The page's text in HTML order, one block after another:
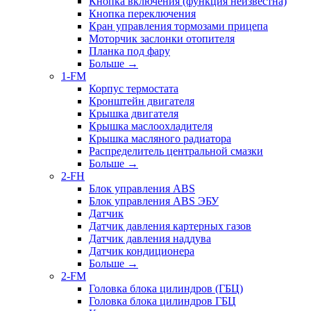
Кнопка переключения
Кран управления тормозами прицепа
Моторчик заслонки отопителя
Планка под фару
Больше →
1-FM
Корпус термостата
Кронштейн двигателя
Крышка двигателя
Крышка маслоохладителя
Крышка масляного радиатора
Распределитель центральной смазки
Больше →
2-FH
Блок управления ABS
Блок управления ABS ЭБУ
Датчик
Датчик давления картерных газов
Датчик давления наддува
Датчик кондиционера
Больше →
2-FM
Головка блока цилиндров (ГБЦ)
Головка блока цилиндров ГБЦ